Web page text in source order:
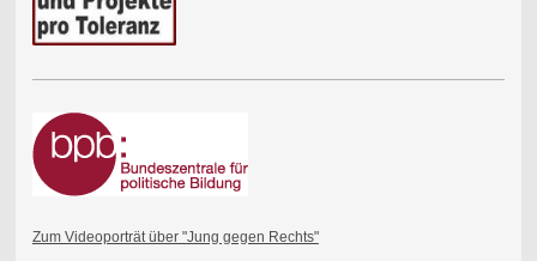
Zum Videoporträt über "Jung gegen Rechts"